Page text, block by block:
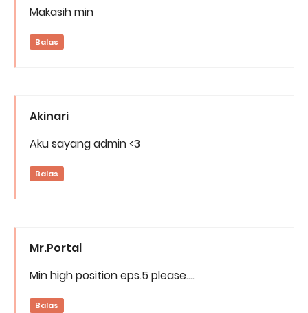
Makasih min
Balas
Akinari
Aku sayang admin <3
Balas
Mr.Portal
Min high position eps.5 please....
Balas